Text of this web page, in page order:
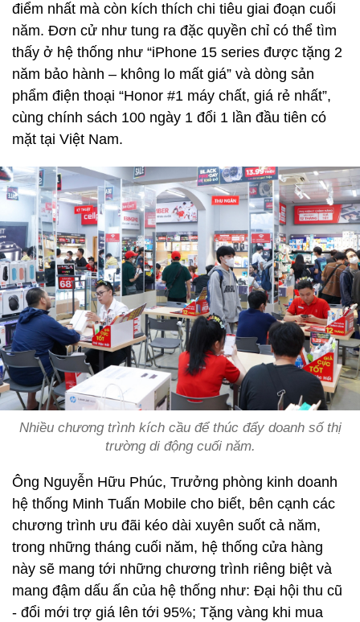
điểm nhất mà còn kích thích chi tiêu giai đoạn cuối
năm. Đơn cử như tung ra đặc quyền chỉ có thể tìm
thấy ở hệ thống như “iPhone 15 series được tặng 2
năm bảo hành – không lo mất giá” và dòng sản
phẩm điện thoại “Honor #1 máy chất, giá rẻ nhất”,
cùng chính sách 100 ngày 1 đổi 1 lần đầu tiên có
mặt tại Việt Nam.
Nhiều chương trình kích cầu để thúc đẩy doanh số thị
trường di động cuối năm.
Ông Nguyễn Hữu Phúc, Trưởng phòng kinh doanh
hệ thống Minh Tuấn Mobile cho biết, bên cạnh các
chương trình ưu đãi kéo dài xuyên suốt cả năm,
trong những tháng cuối năm, hệ thống cửa hàng
này sẽ mang tới những chương trình riêng biệt và
mang đậm dấu ấn của hệ thống như: Đại hội thu cũ
- đổi mới trợ giá lên tới 95%; Tặng vàng khi mua